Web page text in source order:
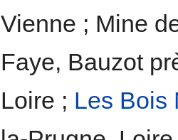
Vienne ; Mine
Faye, Bauzot
Loire ; Les Bois